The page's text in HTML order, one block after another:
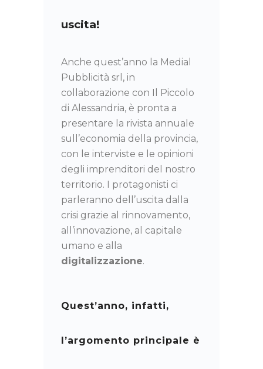
uscita!
Anche quest’anno la Medial
Pubblicità srl, in
collaborazione con Il Piccolo
di Alessandria, è pronta a
presentare la rivista annuale
sull’economia della provincia,
con le interviste e le opinioni
degli imprenditori del nostro
territorio. I protagonisti ci
parleranno dell’uscita dalla
crisi grazie al rinnovamento,
all’innovazione, al capitale
umano e alla
digitalizzazione.
Quest’anno, infatti,
l’argomento principale è